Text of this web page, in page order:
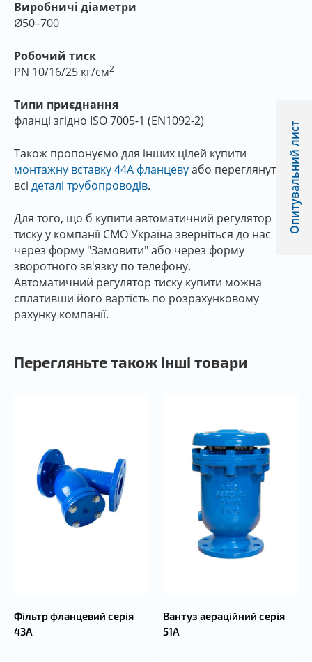
Виробничі діаметри
Ø50–700
Робочий тиск
PN 10/16/25 кг/см2
Типи приєднання
фланці згідно ISO 7005-1 (EN1092-2)
Також пропонуємо для інших цілей купити
монтажну вставку 44А фланцевуабо переглянути
всі деталі трубопроводів.
Для того, що б купити автоматичний регулятор
тиску у компанії СМО Україна зверніться до нас
через форму "Замовити" або через форму
зворотного зв'язку по телефону.
Автоматичний регулятор тиску купити можна
сплативши його вартість по розрахунковому
рахунку компанії.
Перегляньте також інші товари
Фільтр фланцевий серія
43А
Вантуз аераційний серія
51А
Опитувальний лист